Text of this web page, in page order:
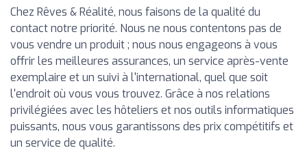
Chez Rêves & Réalité, nous faisons de la qualité du
contact notre priorité. Nous ne nous contentons pas de
vous vendre un produit ; nous nous engageons à vous
offrir les meilleures assurances, un service après-vente
exemplaire et un suivi à l'international, quel que soit
l'endroit où vous vous trouvez. Grâce à nos relations
privilégiées avec les hôteliers et nos outils informatiques
puissants, nous vous garantissons des prix compétitifs et
un service de qualité.